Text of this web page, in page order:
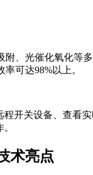
附、光催化氧化等
可达98%以上。
开关设备、查看
术亮点